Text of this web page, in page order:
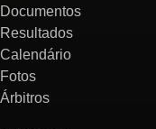
Documentos
Resultados
Calendário
Fotos
Árbitros